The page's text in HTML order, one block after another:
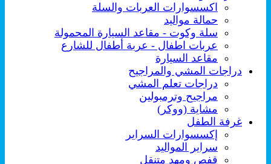
اكسسوارات العربات والسلة
حمالة مواليد
سلة وكوت - مقاعد السيارة المحمولة
عربات اطفال - عربة أطفال للشارع
مقاعد السيارة
دراجات المشي والمراجيح
دراجات تعلم المشي
مراجيح وترمبولين
مشاية (ووكر)
غرفة الطفل
إكسسوارات السراير
سراير المواليد
قفص ومهد متنقل